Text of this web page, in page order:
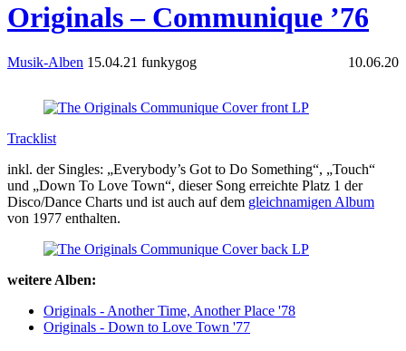
Originals – Communique ’76
Musik-Alben 15.04.21 funkygog 10.06.20
Tracklist
inkl. der Singles: „Everybody’s Got to Do Something“, „Touch“
und „Down To Love Town“, dieser Song erreichte Platz 1 der
Disco/Dance Charts und ist auch auf dem gleichnamigen Album
von 1977 enthalten.
weitere Alben:
Originals - Another Time, Another Place '78
Originals - Down to Love Town '77